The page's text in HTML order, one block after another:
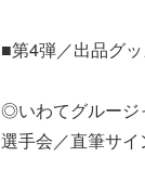
■第4弾／出品グ
◎いわてグルージ
選手会／直筆サ